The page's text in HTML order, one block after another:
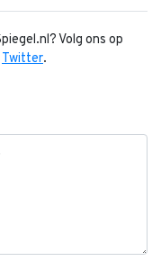
Volg ons op
Twitter.